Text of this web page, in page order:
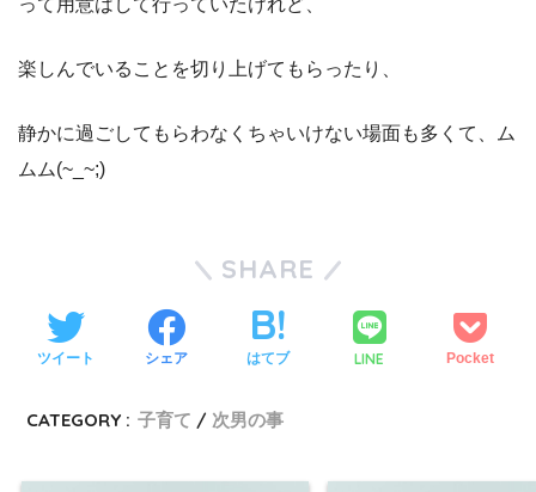
楽しんでいることを切り上げてもらったり、
静かに過ごしてもらわなくちゃいけない場面も多くて、ム
ムム(~_~;)
SHARE
ツイート シェア はてブ LINE Pocket
CATEGORY : 子育て 次男の事